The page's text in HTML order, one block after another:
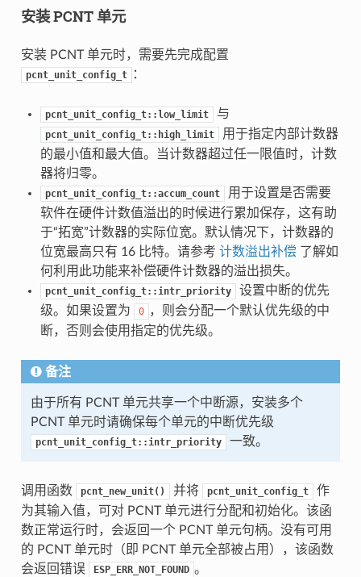
安装 PCNT 单元
安装 PCNT 单元时，需要先完成配置
pcnt_unit_config_t ：
pcnt_unit_config_t::low_limit 与
pcnt_unit_config_t::high_limit
用于指定内部计数器
的最小值和最大值。当计数器超过任一限值时，计数
器将归零。
pcnt_unit_config_t::accum_count
用于设置是否需要
软件在硬件计数值溢出的时候进行累加保存，这有助
于“拓宽”计数器的实际位宽。默认情况下，计数器的
位宽最高只有 16 比特。请参考 计数溢出补偿了解如
何利用此功能来补偿硬件计数器的溢出损失。
pcnt_unit_config_t::intr_priority
设置中断的优先
级。如果设置为
0 ，则会分配一个默认优先级的中
断，否则会使用指定的优先级。
备注
由于所有 PCNT 单元共享一个中断源，安装多个
PCNT 单元时请确保每个单元的中断优先级
pcnt_unit_config_t::intr_priority 一致。
调用函数 pcnt_new_unit() 并将 pcnt_unit_config_t
作
为其输入值，可对 PCNT 单元进行分配和初始化。该函
数正常运行时，会返回一个 PCNT 单元句柄。没有可用
的 PCNT 单元时（即 PCNT 单元全部被占用），该函数
会返回错误
ESP_ERR_NOT_FOUND 。